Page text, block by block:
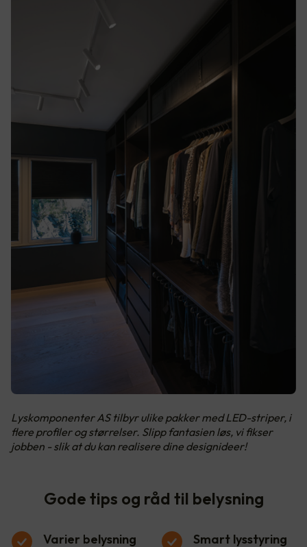
Lyskomponenter AS tilbyr ulike pakker med LED-striper, i
flere profiler og størrelser. Slipp fantasien løs, vi fikser
jobben - slik at du kan realisere dine designideer!
Gode tips og råd til belysning
Varier belysning Smart lysstyring